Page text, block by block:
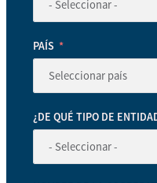
PAÍS
¿DE QUÉ TIPO DE